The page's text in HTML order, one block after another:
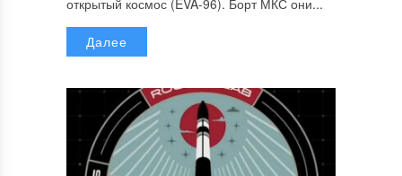
Далее